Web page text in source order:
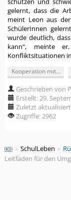
gelernt, dass die
meint Leon aus
SchülerInnen
wurde deutlich,
kann“, meinte
Konfliktsituationen
Kooperation mit...
Geschrieben von
Erstellt: 29.
Zuletzt
Zugriffe: 2962
» SchulLeben »
Leitfaden für den